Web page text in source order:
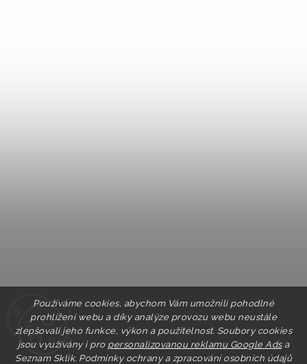
Používáme cookies, abychom Vám umožnili pohodlné
prohlížení webu a díky analýze provozu webu neustále
zlepšovali jeho funkce, výkon a použitelnost. Soubory cookies
jsou využívány i pro personalizovanou reklamu Google Adsa
Seznam Sklik. Podmínky ochrany a zpracování osobních údajů